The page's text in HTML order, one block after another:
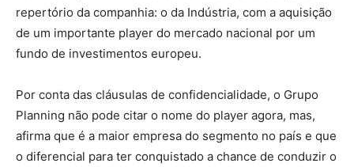
repertório da companhia: o da Indústria, com a aquisição
de um importante player do mercado nacional por um
fundo de investimentos europeu.
Por conta das cláusulas de confidencialidade, o Grupo
Planning não pode citar o nome do player agora, mas,
afirma que é a maior empresa do segmento no país e que
o diferencial para ter conquistado a chance de conduzir o